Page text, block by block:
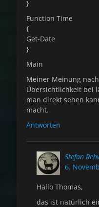
}
Function Time
{
Get-Date
}
Main
Meiner Meinung
Übersichtlichkeit bei
man direkt sehen
macht.
Antworten
Stefan
6.
Hallo Thomas,
das ist natürlich